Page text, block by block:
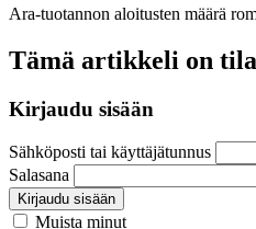
Ara-tuotannon aloitusten määrä
Tämä artikkeli on
Kirjaudu sisään
Sähköposti tai käyttäjätunnus
Salasana
Kirjaudu sisään
Muista minut